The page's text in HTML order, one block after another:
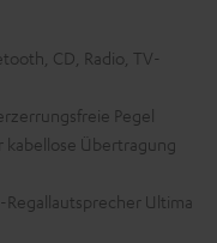
CD, Radio, TV-
Pegel
kabellose Übertragung
Ultima